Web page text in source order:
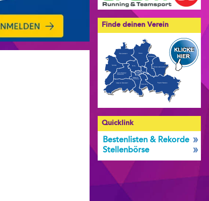
Finde deinen Verein
Quicklink
Bestenlisten & Rekorde
Stellenbörse